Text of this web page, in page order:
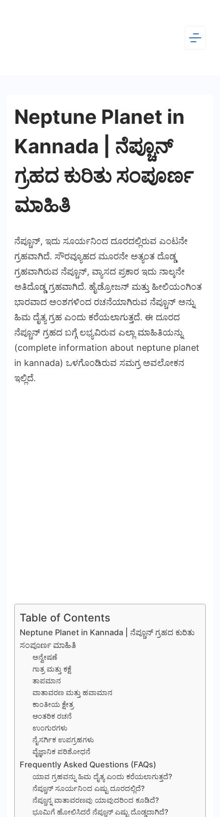
Kannada
Neptune Planet in
Kannada | ನೆಪ್ಚೂನ್
ಗ್ರಹದ ಕುರಿತು ಸಂಪೂರ್ಣ
ಮಾಹಿತಿ
ನೆಪ್ಚೂನ್, ಇದು ಸೂರ್ಯನಿಂದ ದೂರದಲ್ಲಿರುವ ಎಂಟನೇ
ಗ್ರಹವಾಗಿದೆ. ಸೌರವ್ಯೂಹದ ಮೂರನೇ ಅತ್ಯಂತ ದೊಡ್ಡ
ಗ್ರಹವಾಗಿರುವ ನೆಪ್ಚೂನ್, ವ್ಯಾಸದ ಪ್ರಕಾರ ಇದು ನಾಲ್ಕನೇ
ಅತಿದೊಡ್ಡ ಗ್ರಹವಾಗಿದೆ. ಹೈಡ್ರೋಜನ್ ಮತ್ತು ಹೀಲಿಯಂಗಿಂತ
ಭಾರವಾದ ಅಂಶಗಳಿಂದ ರಚನೆಯಾಗಿರುವ ನೆಪ್ಚೂನ್ ಅನ್ನು
ಹಿಮ ದೈತ್ಯ ಗ್ರಹ ಎಂದು ಕರೆಯಲಾಗುತ್ತದೆ. ಈ ದೂರದ
ನೆಪ್ಚೂನ್ ಗ್ರಹದ ಬಗ್ಗೆ ಲಭ್ಯವಿರುವ ಎಲ್ಲಾ ಮಾಹಿತಿಯನ್ನು
(complete information about neptune planet
in kannada) ಒಳಗೊಂಡಿರುವ ಸಮಗ್ರ ಅವಲೋಕನ
ಇಲ್ಲಿದೆ.
Table of Contents
Neptune Planet in Kannada | ನೆಪ್ಚೂನ್ ಗ್ರಹದ ಕುರಿತು
ಸಂಪೂರ್ಣ ಮಾಹಿತಿ
ಅನ್ವೇಷಣೆ
ಗಾತ್ರ ಮತ್ತು ಕಕ್ಷೆ
ತಾಪಮಾನ
ವಾತಾವರಣ ಮತ್ತು ಹವಾಮಾನ
ಕಾಂತೀಯ ಕ್ಷೇತ್ರ
ಆಂತರಿಕ ರಚನೆ
ಉಂಗುರಗಳು
ನೈಸರ್ಗಿಕ ಉಪಗ್ರಹಗಳು
ವೈಜ್ಞಾನಿಕ ಪರಿಶೋಧನೆ
Frequently Asked Questions (FAQs)
ಯಾವ ಗ್ರಹವನ್ನು ಹಿಮ ದೈತ್ಯ ಎಂದು ಕರೆಯಲಾಗುತ್ತದೆ?
ನೆಪ್ಚೂನ್ ಸೂರ್ಯನಿಂದ ಎಷ್ಟು ದೂರದಲ್ಲಿದೆ?
ನೆಪ್ಚೂನ್ನ ವಾತಾವರಣವು ಯಾವುದರಿಂದ ಕೂಡಿದೆ?
ಭೂಮಿಗೆ ಹೋಲಿಸಿದರೆ ನೆಪ್ಚೂನ್ ಎಷ್ಟು ದೊಡ್ಡದಾಗಿದೆ?